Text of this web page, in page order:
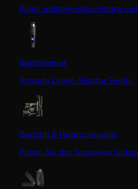
Keine abstehenden Haare
Barttrimmer
Scharfe Linien. Glattes Finish.
Bartstift & Haarconcealer
Füllen Sie das Aussehen